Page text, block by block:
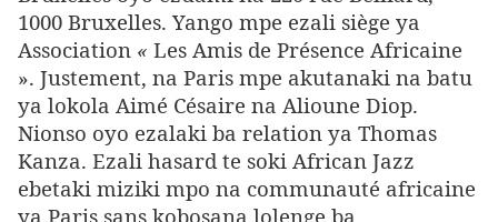
1000 Bruxelles. Yango mpe ezali siège ya
Association « Les Amis de Présence Africaine
». Justement, na Paris mpe akutanaki na batu
ya lokola Aimé Césaire na Alioune Diop.
Nionso oyo ezalaki ba relation ya Thomas
Kanza. Ezali hasard te soki African Jazz
ebetaki miziki mpo na communauté africaine
ya Paris sans kobosana lolenge ba